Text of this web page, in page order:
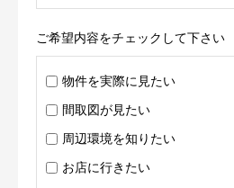
ご希望内容をチェックして下さい
物件を実際に見たい
間取図が見たい
周辺環境を知りたい
お店に行きたい